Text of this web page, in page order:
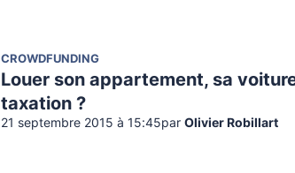
CROWDFUNDING
Louer son appartement, sa
taxation ?
21 septembre 2015 à 15:45par Olivier Robillart